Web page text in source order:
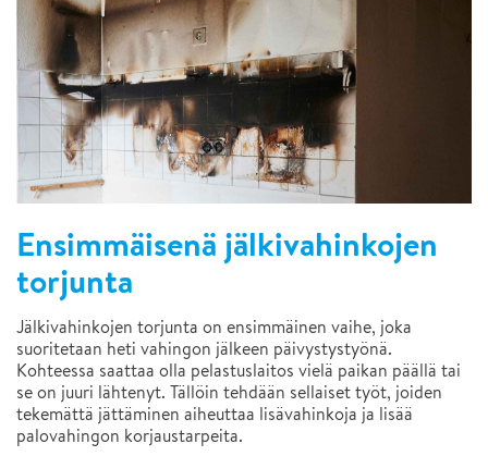
Ensimmäisenä jälkivahinkojen
torjunta
Jälkivahinkojen torjunta on ensimmäinen vaihe, joka
suoritetaan heti vahingon jälkeen päivystystyönä.
Kohteessa saattaa olla pelastuslaitos vielä paikan päällä tai
se on juuri lähtenyt. Tällöin tehdään sellaiset työt, joiden
tekemättä jättäminen aiheuttaa lisävahinkoja ja lisää
palovahingon korjaustarpeita.